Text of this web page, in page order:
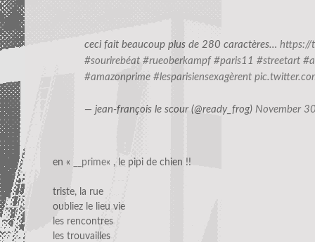
ceci fait beaucoup plus de 280 caractères… https://
#sourirebéat #rueoberkampf #paris11 #streetart
#amazonprime #lesparisiensexagèrent
— jean-françois le scour (@ready_frog) November
en « __prime« , le pipi de chien !!
triste, la rue
oubliez le lieu vie
les rencontres
les trouvailles